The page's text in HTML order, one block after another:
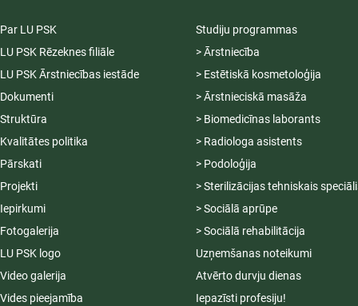
Par LU PSK
LU PSK Rēzeknes filiāle
LU PSK Ārstniecības iestāde
Dokumenti
Struktūra
Kvalitātes politika
Pārskati
Projekti
Iepirkumi
Fotogalerija
LU PSK logo
Video galerija
Vides pieejamība
Studiju programmas
> Ārstniecība
> Estētiskā kosmetoloģija
> Ārstnieciskā masāža
> Biomedicīnas laborants
> Radiologa asistents
> Podoloģija
> Sterilizācijas tehniskais
> Sociālā aprūpe
> Sociālā rehabilitācija
Uzņemšanas noteikumi
Atvērto durvju dienas
Iepazīsti profesiju!